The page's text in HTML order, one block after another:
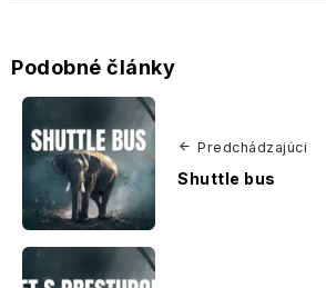
Podobné články
Predchádzajúci
Shuttle bus